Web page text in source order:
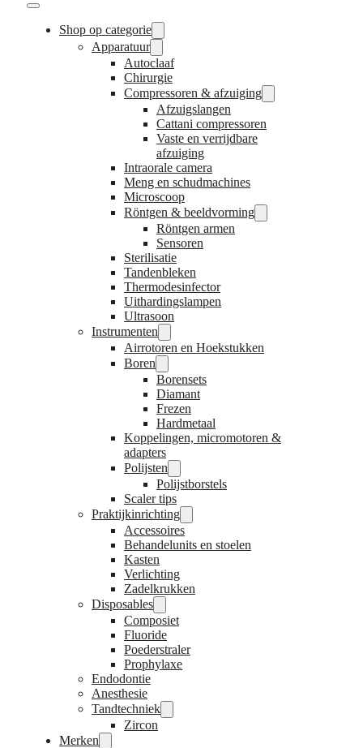
Shop op categorie
Apparatuur
Autoclaaf
Chirurgie
Compressoren & afzuiging
Afzuigslangen
Cattani compressoren
Vaste en verrijdbare
afzuiging
Intraorale camera
Meng en schudmachines
Microscoop
Röntgen & beeldvorming
Röntgen armen
Sensoren
Sterilisatie
Tandenbleken
Thermodesinfector
Uithardingslampen
Ultrasoon
Instrumenten
Airrotoren en Hoekstukken
Boren
Borensets
Diamant
Frezen
Hardmetaal
Koppelingen, micromotoren &
adapters
Polijsten
Polijstborstels
Scaler tips
Praktijkinrichting
Accessoires
Behandelunits en stoelen
Kasten
Verlichting
Zadelkrukken
Disposables
Composiet
Fluoride
Poederstraler
Prophylaxe
Endodontie
Anesthesie
Tandtechniek
Zircon
Merken